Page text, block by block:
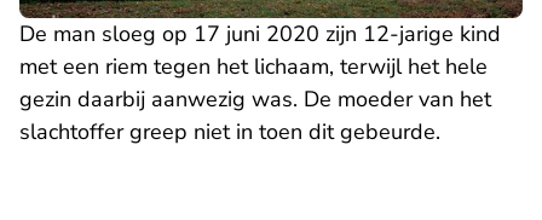
De man sloeg op 17 juni 2020 zijn 12-jarige kind
met een riem tegen het lichaam, terwijl het hele
gezin daarbij aanwezig was. De moeder van het
slachtoffer greep niet in toen dit gebeurde.